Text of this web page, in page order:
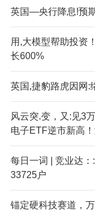
英国—央行降息!预
用,大模型帮助投资
长600%
英国,捷豹路虎因网:
风云突.变，又:见3
电子ETF逆市新高
每日一词 | 竞业达：
33725户
锚定硬科技赛道，